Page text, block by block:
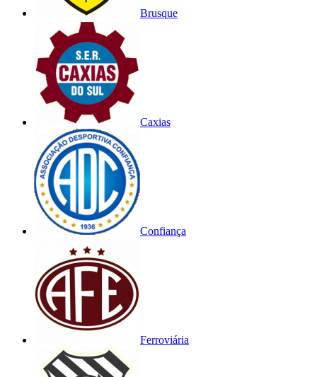
Brusque
Caxias
Confiança
Ferroviária